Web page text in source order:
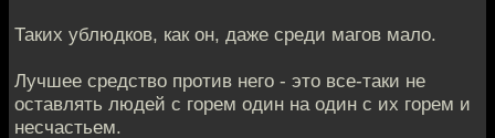
Таких ублюдков, как он, даже среди магов мало.
Лучшее средство против него - это все-таки не
оставлять людей с горем один на один с их горем и
несчастьем.